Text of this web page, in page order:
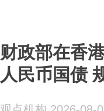
财政部在香
人民币国债